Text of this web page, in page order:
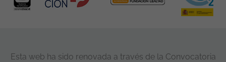
Esta web ha sido renovada a través de la Convocatoria